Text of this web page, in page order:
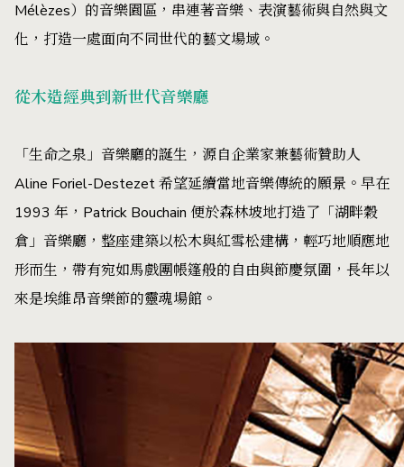
Mélèzes）的音樂園區，串連著音樂、表演藝術與自然與文
化，打造一處面向不同世代的藝文場域。
從木造經典到新世代音樂廳
「生命之泉」音樂廳的誕生，源自企業家兼藝術贊助人
Aline Foriel-Destezet 希望延續當地音樂傳統的願景。早在
1993 年，Patrick Bouchain 便於森林坡地打造了「湖畔穀
倉」音樂廳，整座建築以松木與紅雪松建構，輕巧地順應地
形而生，帶有宛如馬戲團帳篷般的自由與節慶氛圍，長年以
來是埃維昂音樂節的靈魂場館。